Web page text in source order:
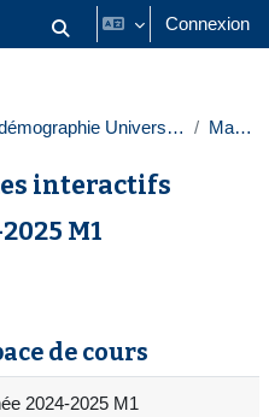
Activer/désactiver la saisie
Connexion
Institut démographie Université Paris 1 Masters
interactifs
M1
de cours
2024-2025 M1